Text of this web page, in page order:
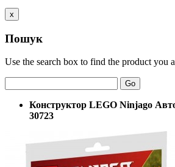
x
Пошук
Use the search box to find the product you
Go
Конструктор LEGO Ninjago
30723